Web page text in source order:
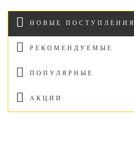
НОВЫЕ ПОСТУПЛЕНИЯ
РЕКОМЕНДУЕМЫЕ
ПОПУЛЯРНЫЕ
АКЦИИ